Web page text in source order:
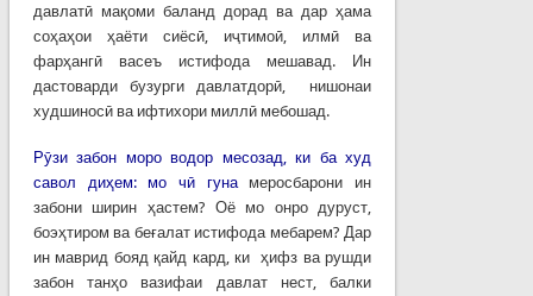
давлатӣ мақоми баланд дорад ва дар ҳама
соҳаҳои ҳаёти сиёсӣ, иҷтимоӣ, илмӣ ва
фарҳангӣ васеъ истифода мешавад. Ин
дастоварди бузурги давлатдорӣ, нишонаи
худшиносӣ ва ифтихори миллӣ мебошад.
Рӯзи забон моро водор месозад, ки ба худ
савол диҳем: мо чӣ гуна меросбарони ин
забони ширин ҳастем? Оё мо онро дуруст,
боэҳтиром ва беғалат истифода мебарем? Дар
ин маврид бояд қайд кард, ки ҳифз ва рушди
забон танҳо вазифаи давлат нест, балки